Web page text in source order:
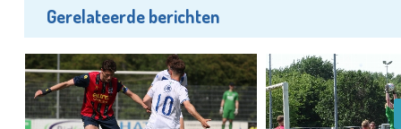
Gerelateerde berichten